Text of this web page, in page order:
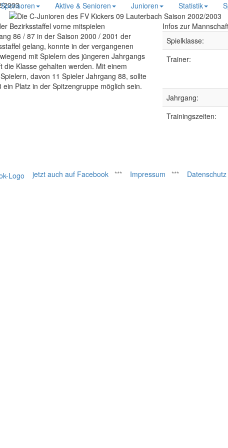
Aktive & Senioren Junioren Statistik
2003
Bezirksstaffel vorne mitspielen
86 / 87 in der Saison 2000 / 2001 der
gelang, konnte in der vergangenen
mit Spielern des jüngeren Jahrgangs
die Klasse gehalten werden. Mit einem
davon 11 Spieler Jahrgang 88, sollte
Platz in der Spitzengruppe möglich sein.
Infos zur
Spielklasse:
Trainer:
Jahrgang:
Trainingszeiten:
jetzt auch auf Facebook*** Impressum *** Datenschutz